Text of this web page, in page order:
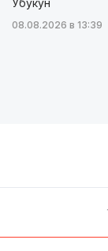
08.08.2026 в 13:39